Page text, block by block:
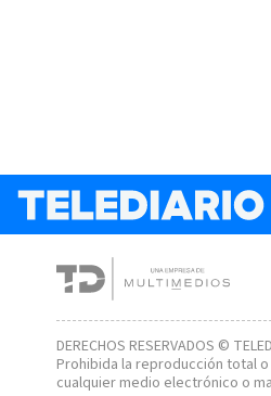
DERECHOS RESERVADOS ©
Prohibida la reproducción total
cualquier medio electrónico o